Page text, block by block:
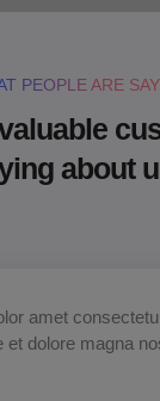
PEOPLE ARE
about
amet
et dolore magna